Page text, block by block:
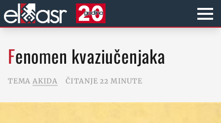
Fenomen kvaziučenjaka
TEMA AKIDA ČITANJE 22 MINUTE